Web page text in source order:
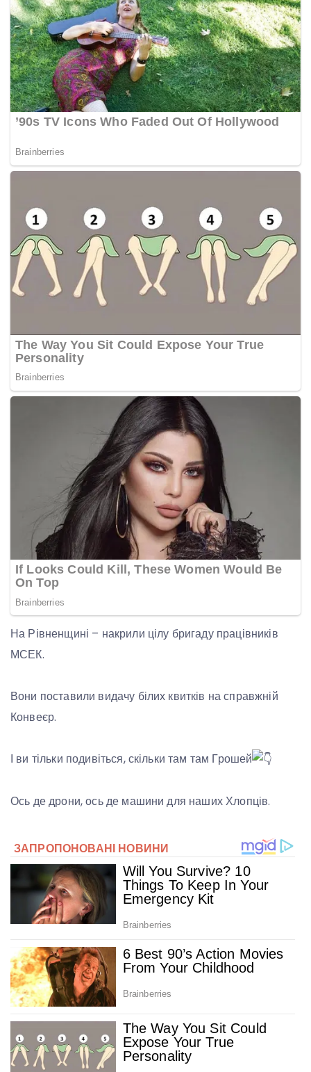
На Рівненщині – накрили цілу бригаду працівників
МСЕК.
Вони поставили видачу білих квитків на справжній
Конвеєр.
І ви тільки подивіться, скільки там там Грошей
Ось де дрони, ось де машини для наших Хлопців.